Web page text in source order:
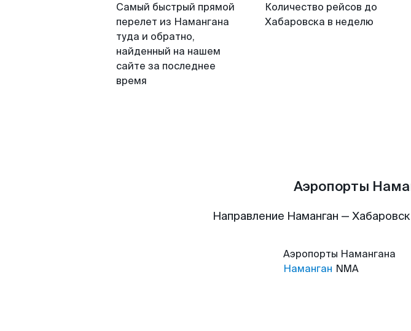
Самый быстрый прямой
перелет из Намангана
туда и обратно,
найденный на нашем
сайте за последнее
время
Количество рейсов до
Хабаровска в неделю
Аэропорты
Направление Наманган —
Аэропорты Намангана
Наманган NMA